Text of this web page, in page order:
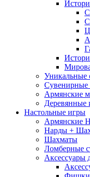
Уникальные
Сувенирные
Армянские
Деревянные
Настольные игры
Армянские
Нарды +
Шахматы
Ломберные
Аксессуары